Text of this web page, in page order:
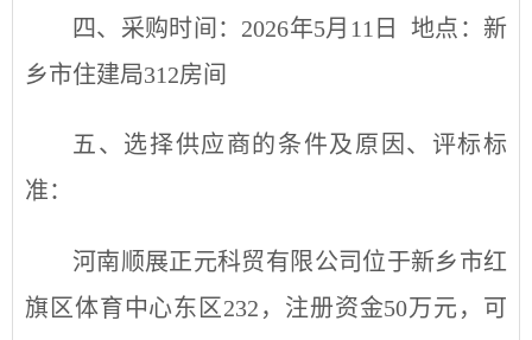
四、采购时间： 2026年5月11日 地点：新
乡市住建局312房间
五、选择供应商的条件及原因、评标标
准：
河南顺展正元科贸有限公司 位于新乡市红
旗区体育中心东区 232 ，注册资金50万元，可